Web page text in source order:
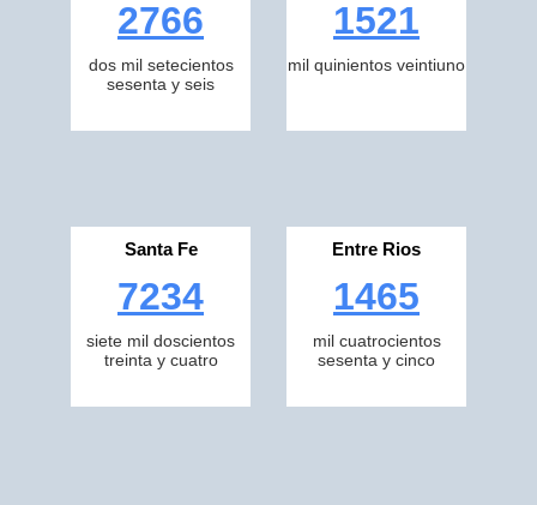
2766
dos mil setecientos
sesenta y seis
1521
mil quinientos veintiuno
Santa Fe
7234
siete mil doscientos
treinta y cuatro
Entre Rios
1465
mil cuatrocientos
sesenta y cinco